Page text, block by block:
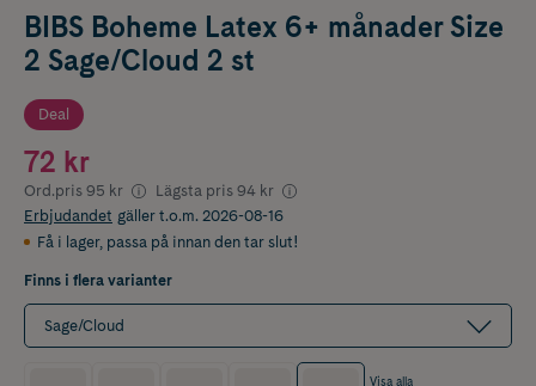
BIBS Boheme Latex 6+ månader Size
2 Sage/Cloud 2 st
Deal
72 kr
Ord.pris 95 kr Lägsta pris 94 kr
Erbjudandet gäller t.o.m. 2026-08-16
Få i lager, passa på innan den tar slut!
Finns i flera varianter
Sage/Cloud
Visa alla